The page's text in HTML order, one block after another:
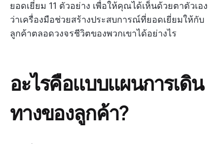
ยอดเยี่ยม 11 ตัวอย่าง เพื่อให้คุณได้เห็นด้วยตาตัวเอง
ว่าเครื่องมือช่วยสร้างประสบการณ์ที่ยอดเยี่ยมให้กับ
ลูกค้าตลอดวงจรชีวิตของพวกเขาได้อย่างไร
อะไรคือแบบแผนการเดิน
ทางของลูกค้า?